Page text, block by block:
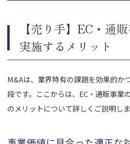
【売り手】EC・通
実施するメリット
M&Aは、業界特有の課題を効果的か
段です。ここからは、EC・通販事業
のメリットについて詳しくご説明しま